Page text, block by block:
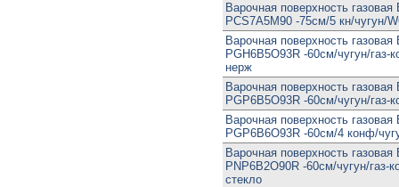
Варочная поверхность газовая
PCS7A5M90 -75см/5 кн/чугун/
Варочная поверхность газовая
PGH6B5O93R -60см/чугун/газ-
нерж
Варочная поверхность газовая
PGP6B5O93R -60см/чугун/газ-
Варочная поверхность газовая
PGP6B6O93R -60см/4 конф/
Варочная поверхность газовая
PNP6B2O90R -60см/чугун/газ-
стекло